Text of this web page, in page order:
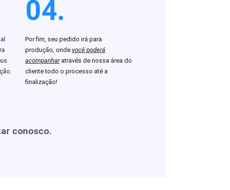
04.
Por fim, seu pedido irá para
produção, onde você poderá
acompanharatravés de nossa área do
cliente todo o processo até a
finalização!
conosco.